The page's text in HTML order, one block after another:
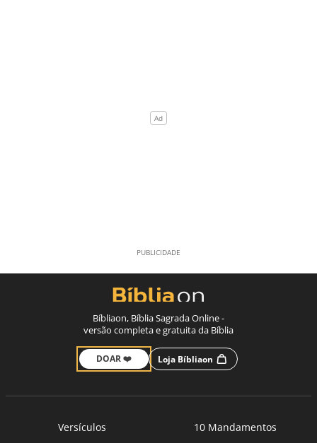
Bíbliaon, Bíblia Sagrada Online -
versão completa e gratuita da Bíblia
DOAR ❤️ Loja Bíbliaon
Versículos
10 Mandamentos